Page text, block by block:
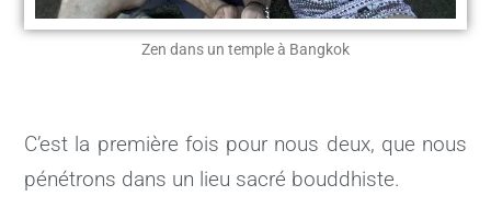
Zen dans un temple à Bangkok
C’est la première fois pour nous deux, que nous
pénétrons dans un lieu sacré bouddhiste.